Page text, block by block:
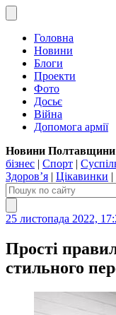
Головна
Новини
Блоги
Проекти
Фото
Досьє
Війна
Допомога армії
Новини
бізнес | Спорт |
Здоров’я | Цікавинки |
25 листопада 2022,
Прості
стильного